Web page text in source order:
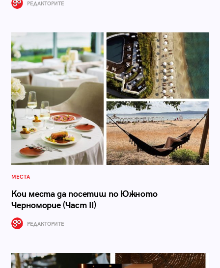
РЕДАКТОРИТЕ
МЕСТА
Кои места да посетиш по Южното
Черноморие (Част II)
РЕДАКТОРИТЕ